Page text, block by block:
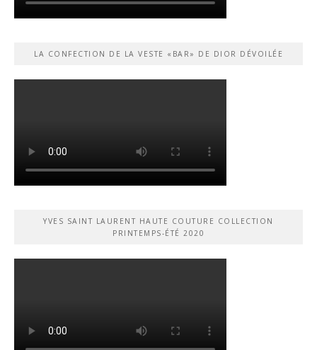
LA CONFECTION DE LA VESTE «BAR» DE DIOR DÉVOILÉE
YVES SAINT LAURENT HAUTE COUTURE COLLECTION
PRINTEMPS-ÉTÉ 2020